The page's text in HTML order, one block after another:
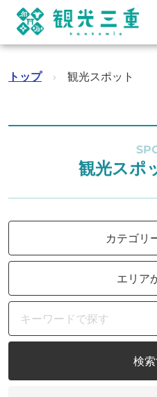
トップ › 観光スポット
観光スポ
カテゴリ
エリア
検